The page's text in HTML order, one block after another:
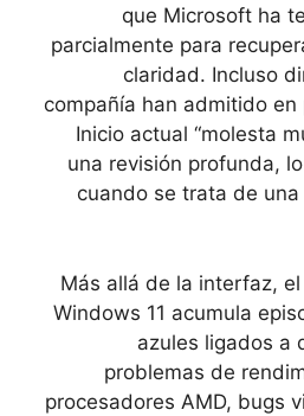
que Microsoft ha
parcialmente para
claridad. Incluso
compañía han admitido
Inicio actual “molesta
una revisión profunda,
cuando se trata de
Más allá de la interfaz,
Windows 11 acumula
azules ligados a
problemas de
procesadores AMD, bugs